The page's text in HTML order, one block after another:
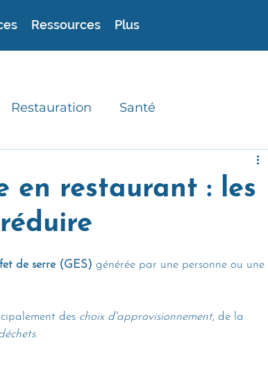
Ressources Plus
Restauration Santé
en restaurant : les
de serre (GES) générée par une personne ou une
des choix d'approvisionnement, de la
.